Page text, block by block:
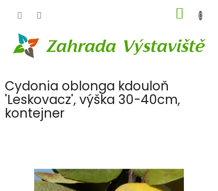
KOŠÍK
Cydonia oblonga kdouloň
'Leskovacz', výška 30-40cm,
kontejner